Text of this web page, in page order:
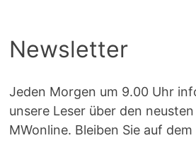
Newsletter
Jeden Morgen um 9.00 Uhr
unsere Leser über den
MWonline. Bleiben Sie auf